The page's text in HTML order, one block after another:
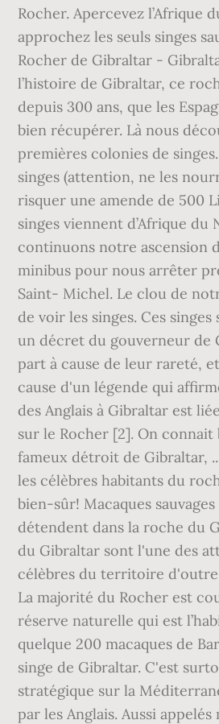
Rocher. Apercevez l’Afrique
approchez les seuls singes
Rocher de Gibraltar -
l’histoire de Gibraltar, ce
depuis 300 ans, que les
bien récupérer. Là nous
premières colonies de
singes (attention, ne les
risquer une amende de 500
singes viennent d’Afrique du
continuons notre ascension
minibus pour nous arrêter
Saint- Michel. Le clou de
de voir les singes. Ces
un décret du gouverneur de
part à cause de leur rareté,
cause d'un légende qui
des Anglais à Gibraltar est
sur le Rocher [2]. On
fameux détroit de Gibraltar,
les célèbres habitants du
bien-sûr! Macaques
détendent dans la roche du
du Gibraltar sont l'une des
célèbres du territoire
La majorité du Rocher est
réserve naturelle qui est
quelque 200 macaques de
singe de Gibraltar. C'est
stratégique sur la
par les Anglais. Aussi appelés